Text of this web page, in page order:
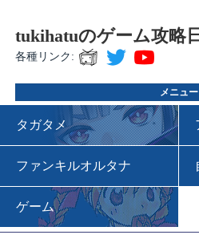
tukihatuのゲーム攻略
各種リンク:
メニュー
タガタメ
ファンキルオルタナ
ゲーム